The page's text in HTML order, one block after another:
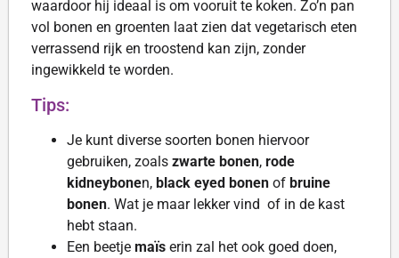
waardoor hij ideaal is om vooruit te koken. Zo’n pan
vol bonen en groenten laat zien dat vegetarisch eten
verrassend rijk en troostend kan zijn, zonder
ingewikkeld te worden.
Tips:
Je kunt diverse soorten bonen hiervoor
gebruiken, zoals zwarte bonen, rode
kidneybonen, black eyed bonen of bruine
bonen. Wat je maar lekker vind of in de kast
hebt staan.
Een beetje maïs erin zal het ook goed doen,